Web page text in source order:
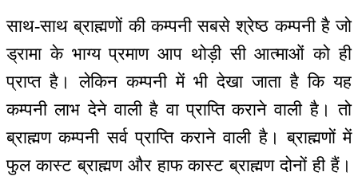
साथ-साथ ब्राह्मणों की कम्पनी सबसे श्रेष्ठ कम्पनी है जो
ड्रामा के भाग्य प्रमाण आप थोड़ी सी आत्माओं को ही
प्राप्त है। लेकिन कम्पनी में भी देखा जाता है कि यह
कम्पनी लाभ देने वाली है वा प्राप्ति कराने वाली है। तो
ब्राह्मण कम्पनी सर्व प्राप्ति कराने वाली है। ब्राह्मणों में
फुल कास्ट ब्राह्मण और हाफ कास्ट ब्राह्मण दोनों ही हैं।